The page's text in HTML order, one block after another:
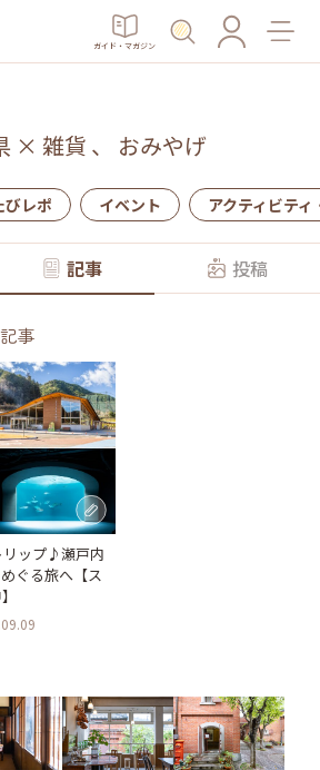
ガイド・マガジン
× 雑貨 、 おみやげ
びレポ イベント アクティビティ
記事 投稿
事
リップ♪瀬戸内
ぐる旅へ【ス